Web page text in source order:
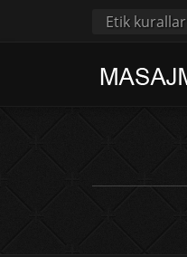
Etik kurallar